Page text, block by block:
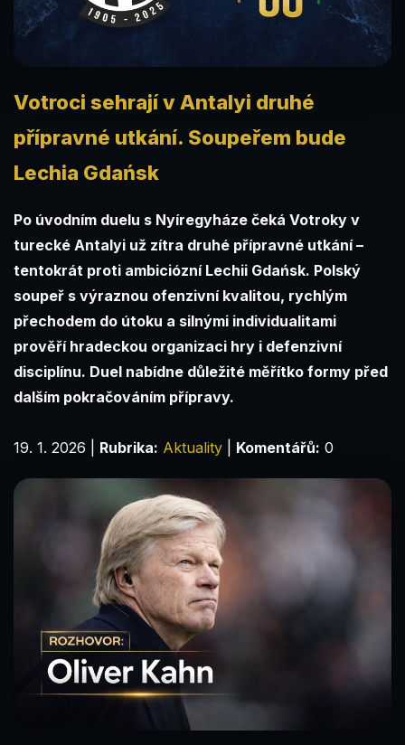
Votroci sehrají v Antalyi druhé
přípravné utkání. Soupeřem bude
Lechia Gdańsk
Po úvodním duelu s Nyíregyháze čeká Votroky v
turecké Antalyi už zítra druhé přípravné utkání –
tentokrát proti ambiciózní Lechii Gdańsk. Polský
soupeř s výraznou ofenzivní kvalitou, rychlým
přechodem do útoku a silnými individualitami
prověří hradeckou organizaci hry i defenzivní
disciplínu. Duel nabídne důležité měřítko formy před
dalším pokračováním přípravy.
19. 1. 2026 Rubrika: Aktuality Komentářů: 0